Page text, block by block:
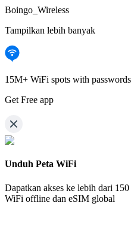
Boingo_Wireless
Tampilkan lebih banyak
15M+ WiFi spots with
Get Free app
Unduh Peta WiFi
Dapatkan akses ke lebih dari
WiFi offline dan eSIM global